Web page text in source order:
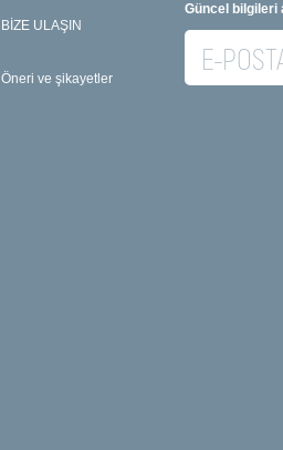
BİZE ULAŞIN
Öneri ve şikayetler
Güncel bilgileri